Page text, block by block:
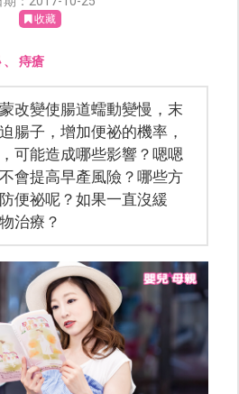
收藏
、痔瘡
改變使腸道蠕動變慢，末
腸子，增加便祕的機率，
可能造成哪些影響？嗯嗯
會提高早產風險？哪些方
便祕呢？如果一直沒緩
治療？